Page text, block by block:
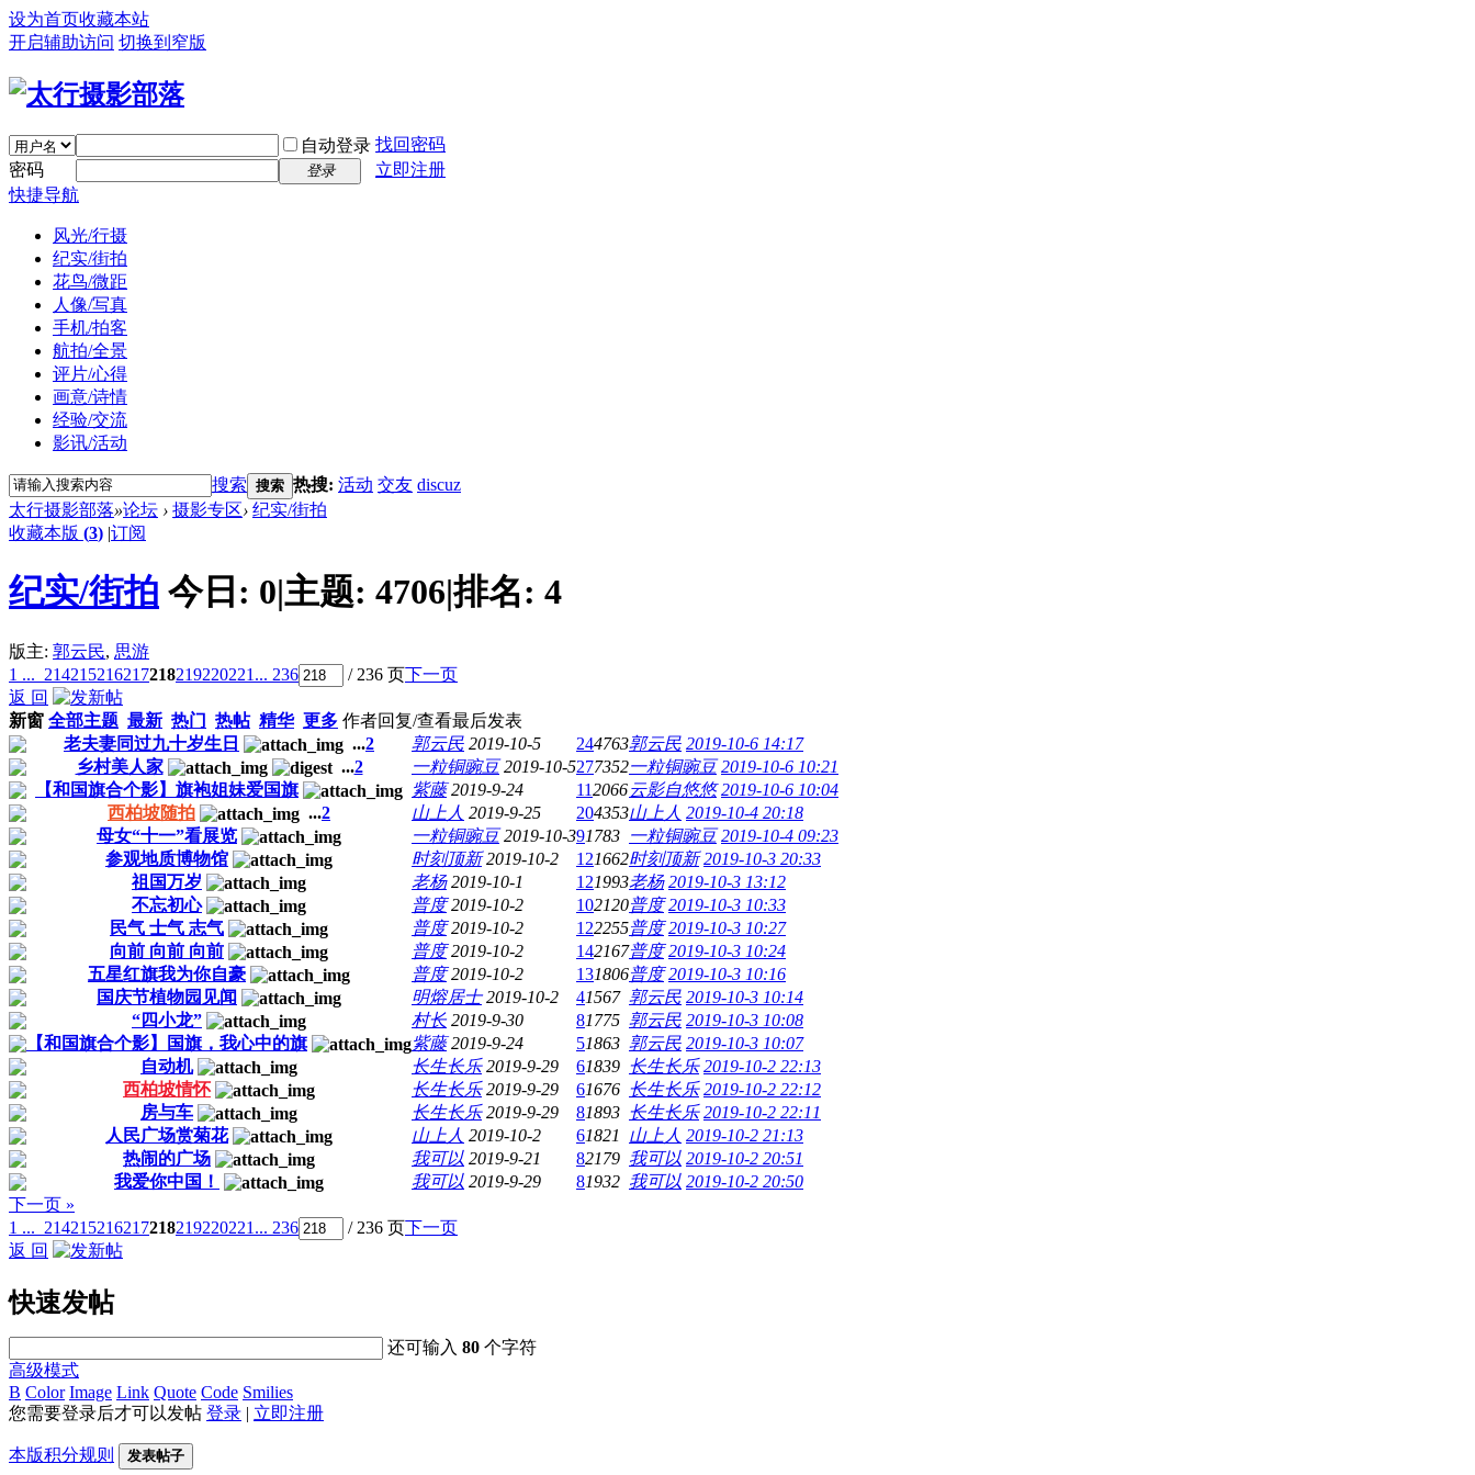
设为首页收藏本站
开启辅助访问 切换到窄版
自动登录 找回密码
密码
登录
立即注册
快捷导航
风光/行摄
纪实/街拍
花鸟/微距
人像/写真
手机/拍客
航拍/全景
评片/心得
画意/诗情
经验/交流
影讯/活动
搜索 搜索 热搜: 活动 交友 discuz
太行摄影部落»论坛 › 摄影专区› 纪实/街拍
收藏本版 (3) |订阅
纪实/街拍 今日: 0|主题: 4706|排名: 4
版主: 郭云民, 思游
1 ... 214215216217218219220221 ... 236 / 236 页下一页
返 回
新窗 全部主题 最新 热门 热帖 精华 更多 作者回复/查看最后发表
老夫妻同过九十岁生日
...2 郭云民 2019-10-5 244763郭云民 2019-10-6 14:17
乡村美人家
...2 一粒铜豌豆 2019-10-5277352一粒铜豌豆 2019-10-6 10:21
【和国旗合个影】旗袍姐妹爱国旗
紫藤 2019-9-24 112066云影自悠悠 2019-10-6 10:04
西柏坡随拍
...2 山上人 2019-9-25 204353山上人 2019-10-4 20:18
母女“十一”看展览
一粒铜豌豆 2019-10-391783 一粒铜豌豆 2019-10-4 09:23
参观地质博物馆
时刻顶新 2019-10-2 121662时刻顶新 2019-10-3 20:33
祖国万岁
老杨 2019-10-1 121993老杨 2019-10-3 13:12
不忘初心
普度 2019-10-2 102120普度 2019-10-3 10:33
民气 士气 志气
普度 2019-10-2 122255普度 2019-10-3 10:27
向前 向前 向前
普度 2019-10-2 142167普度 2019-10-3 10:24
五星红旗我为你自豪
普度 2019-10-2 131806普度 2019-10-3 10:16
国庆节植物园见闻
明熔居士 2019-10-2 41567 郭云民 2019-10-3 10:14
“四小龙”
村长 2019-9-30 81775 郭云民 2019-10-3 10:08
【和国旗合个影】国旗，我心中的旗
紫藤 2019-9-24 51863 郭云民 2019-10-3 10:07
自动机
长生长乐 2019-9-29 61839 长生长乐 2019-10-2 22:13
西柏坡情怀
长生长乐 2019-9-29 61676 长生长乐 2019-10-2 22:12
房与车
长生长乐 2019-9-29 81893 长生长乐 2019-10-2 22:11
人民广场赏菊花
山上人 2019-10-2 61821 山上人 2019-10-2 21:13
热闹的广场
我可以 2019-9-21 82179 我可以 2019-10-2 20:51
我爱你中国！
我可以 2019-9-29 81932 我可以 2019-10-2 20:50
下一页 »
1 ... 214215216217218219220221 ... 236 / 236 页下一页
返 回
快速发帖
还可输入80 个字符
高级模式
B Color Image Link Quote Code Smilies
您需要登录后才可以发帖 登录 | 立即注册
本版积分规则 发表帖子